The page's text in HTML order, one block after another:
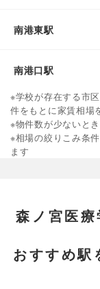
南港東駅
南港口駅
※学校が存在する市
件をもとに家賃相場
※物件数が少ないと
※相場の絞りこみ条
ます
森ノ宮医
おすすめ